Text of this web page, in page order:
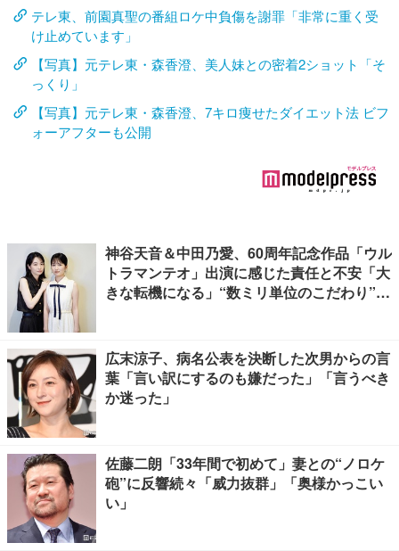
テレ東、前園真聖の番組ロケ中負傷を謝罪「非常に重く受
け止めています」
【写真】元テレ東・森香澄、美人妹との密着2ショット「そ
っくり」
【写真】元テレ東・森香澄、7キロ痩せたダイエット法 ビフ
ォーアフターも公開
神谷天音＆中田乃愛、60周年記念作品「ウル
トラマンテオ」出演に感じた責任と不安「大
きな転機になる」“数ミリ単位のこだわり”特
広末涼子、病名公表を決断した次男からの言
葉「言い訳にするのも嫌だった」「言うべき
か迷った」
佐藤二朗「33年間で初めて」妻との“ノロケ
砲”に反響続々「威力抜群」「奥様かっこい
い」